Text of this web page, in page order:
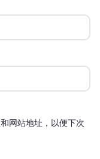
网站地址，以便下次